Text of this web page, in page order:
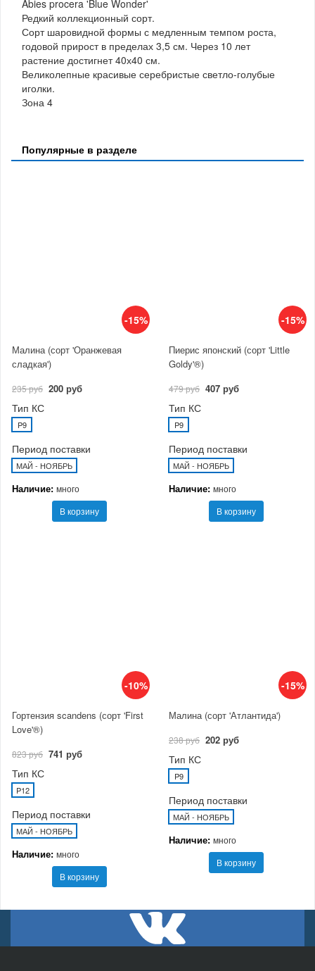
Abies procera 'Blue Wonder'
Редкий коллекционный сорт.
Сорт шаровидной формы с медленным темпом роста,
годовой прирост в пределах 3,5 см. Через 10 лет
растение достигнет 40х40 см.
Великолепные красивые серебристые светло-голубые
иголки.
Зона 4
Популярные в разделе
-15%
Малина (сорт 'Оранжевая
сладкая')
235 руб 200 руб
Тип КС
P9
Период поставки
МАЙ - НОЯБРЬ
Наличие: много
В корзину
-15%
Пиерис японский (сорт 'Little
Goldy'®)
479 руб 407 руб
Тип КС
P9
Период поставки
МАЙ - НОЯБРЬ
Наличие: много
В корзину
-10%
Гортензия scandens (сорт 'First
Love'®)
823 руб 741 руб
Тип КС
P12
Период поставки
МАЙ - НОЯБРЬ
Наличие: много
В корзину
-15%
Малина (сорт 'Атлантида')
238 руб 202 руб
Тип КС
P9
Период поставки
МАЙ - НОЯБРЬ
Наличие: много
В корзину